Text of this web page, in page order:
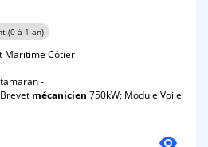
(0 à 1 an)
Maritime Côtier
-
mécanicien 750kW; Module Voile
visibility